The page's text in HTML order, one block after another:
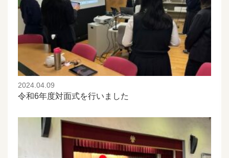
2024.04.09
令和6年度対面式を行いました